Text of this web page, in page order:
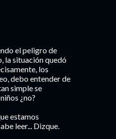
el peligro de
la situación quedó
los
debo entender de
simple se
¿no?
estamos
leer... Dizque.